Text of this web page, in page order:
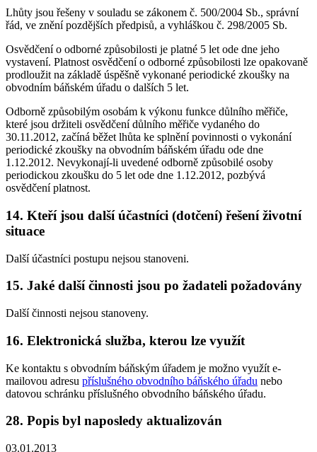
Lhůty jsou řešeny v souladu se zákonem č. 500/2004 Sb., správní
řád, ve znění pozdějších předpisů, a vyhláškou č. 298/2005 Sb.
Osvědčení o odborné způsobilosti je platné 5 let ode dne jeho
vystavení. Platnost osvědčení o odborné způsobilosti lze opakovaně
prodloužit na základě úspěšně vykonané periodické zkoušky na
obvodním báňském úřadu o dalších 5 let.
Odborně způsobilým osobám k výkonu funkce důlního měřiče,
které jsou držiteli osvědčení důlního měřiče vydaného do
30.11.2012, začíná běžet lhůta ke splnění povinnosti o vykonání
periodické zkoušky na obvodním báňském úřadu ode dne
1.12.2012. Nevykonají-li uvedené odborně způsobilé osoby
periodickou zkoušku do 5 let ode dne 1.12.2012, pozbývá
osvědčení platnost.
14. Kteří jsou další účastníci (dotčení) řešení životní
situace
Další účastníci postupu nejsou stanoveni.
15. Jaké další činnosti jsou po žadateli požadovány
Další činnosti nejsou stanoveny.
16. Elektronická služba, kterou lze využít
Ke kontaktu s obvodním báňským úřadem je možno využít e-
mailovou adresu příslušného obvodního báňského úřadu nebo
datovou schránku příslušného obvodního báňského úřadu.
28. Popis byl naposledy aktualizován
03.01.2013